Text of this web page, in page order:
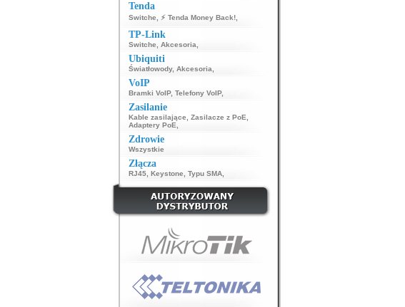
Tenda
Switche ⚡ Tenda Money Back!,
TP-Link
Switche Akcesoria
Ubiquiti
Światłowody, Akcesoria
VoIP
Bramki VoIP, Telefony VoIP,
Zasilanie
Kable zasilające Zasilacze z PoE
Adaptery PoE
Zdrowie
Wszystkie
Złącza
RJ45, Keystone Typu SMA,